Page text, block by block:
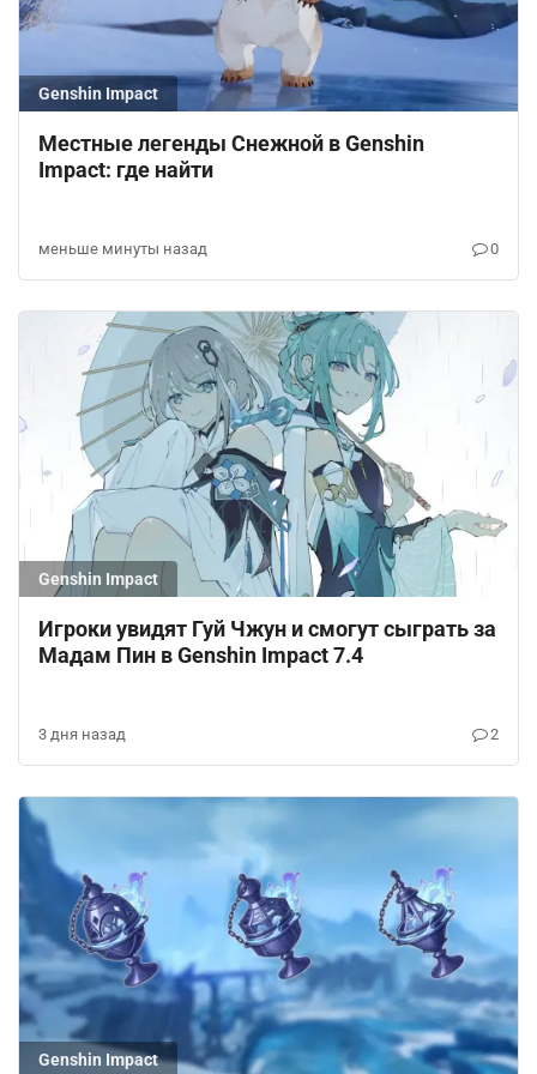
Genshin Impact
Местные легенды Снежной в Genshin
Impact: где найти
меньше минуты назад 0
Genshin Impact
Игроки увидят Гуй Чжун и смогут сыграть за
Мадам Пин в Genshin Impact 7.4
3 дня назад 2
Genshin Impact